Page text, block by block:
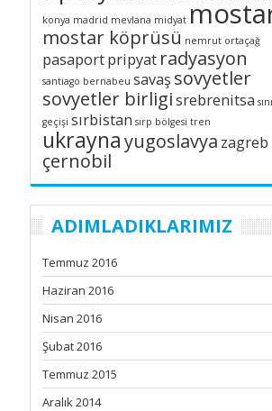
konya madrid mevlana midyat
mostar köprüsü nemrut ortaçağ
pasaportpripyat radyasyon
santiago bernabeu savaş sovyetler
sovyetler birligisrebrenitsa
geçişi sırbistan sırp bölgesi tren
ukraynayugoslavya zagreb
çernobil
ADIMLADIKLARIMIZ
Temmuz 2016
Haziran 2016
Nisan 2016
Şubat 2016
Temmuz 2015
Aralık 2014